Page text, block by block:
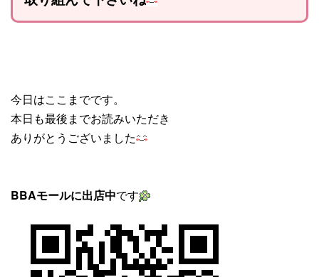
今日はここまでです。
本日も最後までお読みいただき
ありがとうございました
BBAモールに出店中です